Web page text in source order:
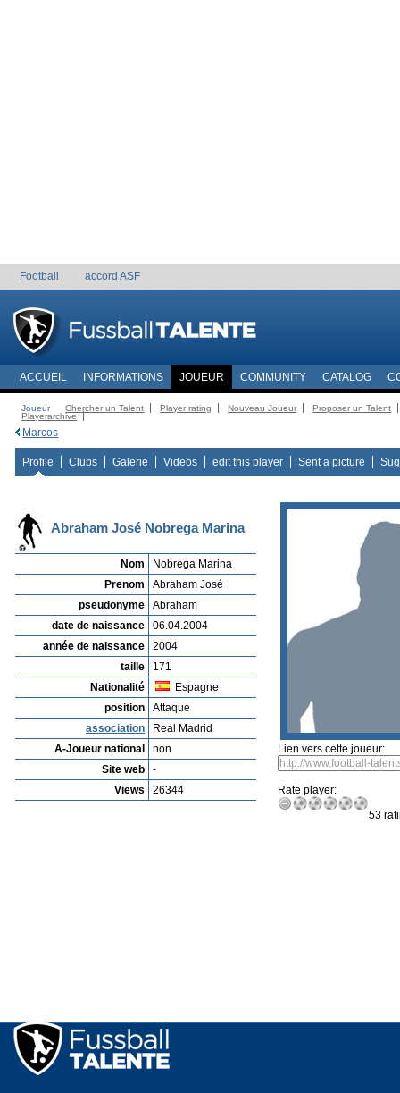
Football accord ASF
ACCUEIL INFORMATIONS JOUEUR COMMUNITY CATALOG
Joueur Chercher un Talent Player rating Nouveau Joueur
Proposer un Talent
Playerarchive
Marcos
Profile Clubs Galerie Videos edit this player Sent a picture
Abraham José Nobrega Marina
Nom
Nobrega Marina
Prenom
Abraham José
pseudonyme
Abraham
date de naissance
06.04.2004
année de naissance
2004
taille
171
Nationalité
Espagne
position
Attaque
association
Real Madrid
A-Joueur national
non
Site web
-
Views
26344
Lien vers cette joueur:
Rate player:
53